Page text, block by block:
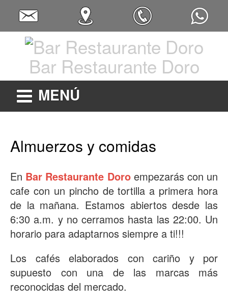
Bar Restaurante Doro
MENÚ
Almuerzos y comidas
En Bar Restaurante Doroempezarás con un
cafe con un pincho de tortilla a primera hora
de la mañana. Estamos abiertos desde las
6:30 a.m. y no cerramos hasta las 22:00. Un
horario para adaptarnos siempre a ti!!!
Los cafés elaborados con cariño y por
supuesto con una de las marcas más
reconocidas del mercado.